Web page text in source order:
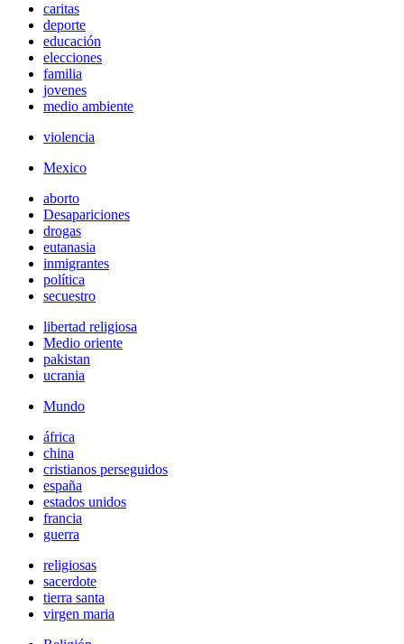
caritas
deporte
educación
elecciones
familia
jovenes
medio ambiente
violencia
Mexico
aborto
Desapariciones
drogas
eutanasia
inmigrantes
política
secuestro
libertad religiosa
Medio oriente
pakistan
ucrania
Mundo
áfrica
china
cristianos perseguidos
españa
estados unidos
francia
guerra
religiosas
sacerdote
tierra santa
virgen maria